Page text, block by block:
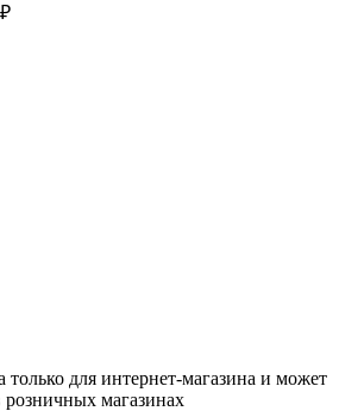
только для интернет-магазина и может
розничных магазинах